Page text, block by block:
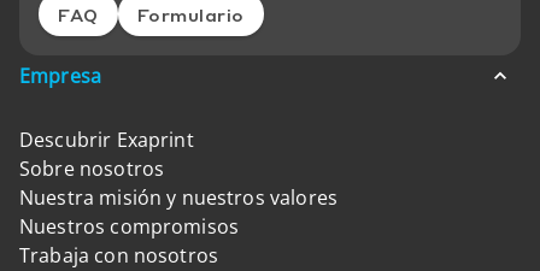
FAQ Formulario
Empresa
Descubrir Exaprint
Sobre nosotros
Nuestra misión y nuestros valores
Nuestros compromisos
Trabaja con nosotros